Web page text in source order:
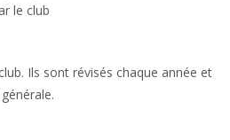
le club
Ils sont révisés chaque année et